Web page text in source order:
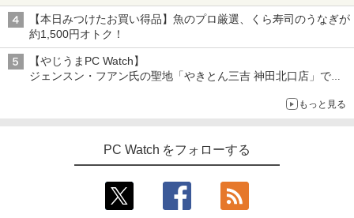
【本日みつけたお買い得品】魚のプロ厳選、くら寿司のうなぎが
約1,500円オトク！
【やじうまPC Watch】
ジェンスン・フアン氏の聖地「やきとん三吉 神田北口店」で
～コース名を変更したのはNVIDIAに怒られたからではないもっと見る
PC Watch をフォローする